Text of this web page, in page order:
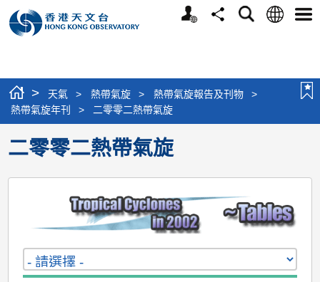
個
分
搜
語
選
> 天氣 > 熱帶氣旋 > 熱帶氣旋報告及刊物
>
熱帶氣旋年刊
> 二零零二熱帶氣旋
二零零二熱帶氣旋